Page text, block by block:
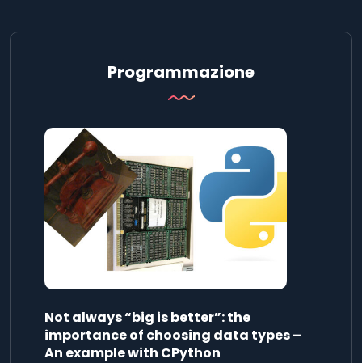
Programmazione
Not always “big is better”: the
importance of choosing data types –
An example with CPython